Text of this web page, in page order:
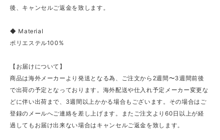
後、キャンセルご返金を致します。
◆ Material
ポリエステル100%
【お届けについて】
商品は海外メーカーより発送となる為、ご注文から2週間〜3週間前後
で出荷の予定となっております。海外配送や仕入れ予定メーカー変更な
どに伴い出荷まで、3週間以上かかる場合もございます。その場合はご
登録のメールへご連絡を差し上げます。またご注文より60日以上が経
過してもお届け出来ない場合はキャンセルご返金を致します。